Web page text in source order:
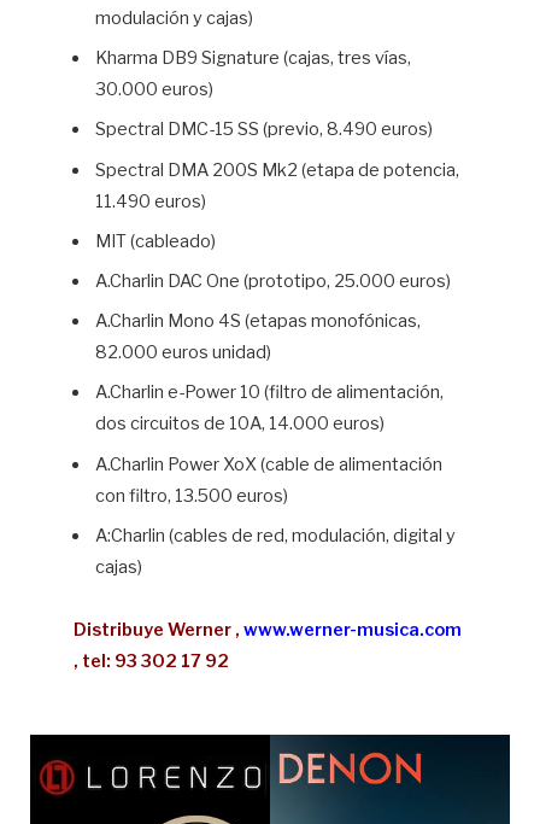
modulación y cajas)
Kharma DB9 Signature (cajas, tres vías,
30.000 euros)
Spectral DMC-15 SS (previo, 8.490 euros)
Spectral DMA 200S Mk2 (etapa de potencia,
11.490 euros)
MIT (cableado)
A.Charlin DAC One (prototipo, 25.000 euros)
A.Charlin Mono 4S (etapas monofónicas,
82.000 euros unidad)
A.Charlin e-Power 10 (filtro de alimentación,
dos circuitos de 10A, 14.000 euros)
A.Charlin Power XoX (cable de alimentación
con filtro, 13.500 euros)
A:Charlin (cables de red, modulación, digital y
cajas)
Distribuye Werner , www.werner-musica.com
, tel: 93 302 17 92